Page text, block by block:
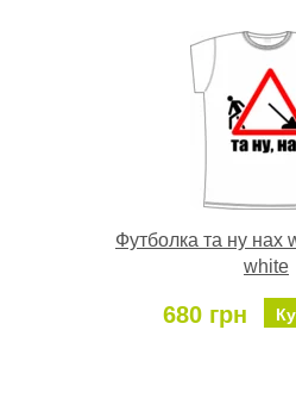
Футболка та ну нах
white
680 грн